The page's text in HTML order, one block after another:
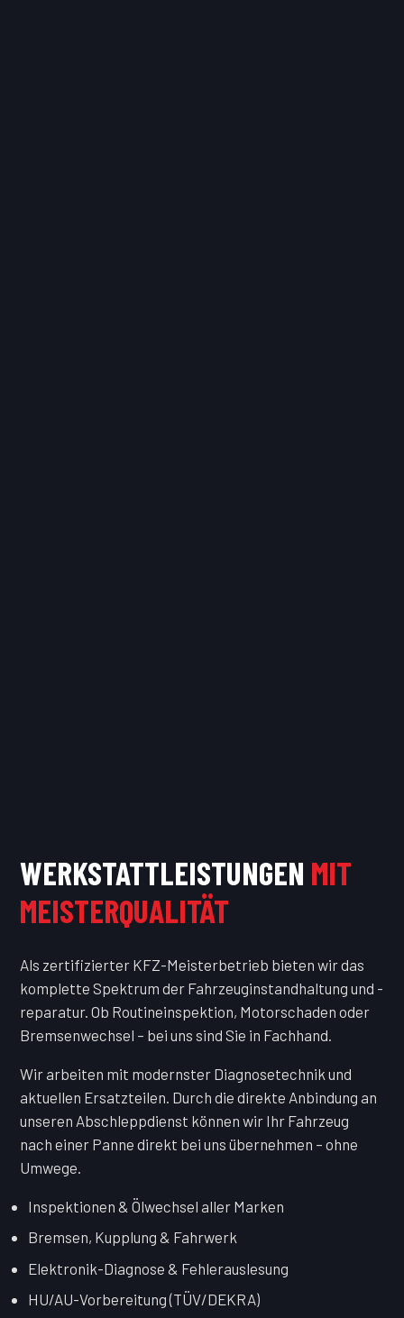
WERKSTATTLEISTUNGEN MIT
MEISTERQUALITÄT
Als zertifizierter KFZ-Meisterbetrieb bieten wir das
komplette Spektrum der Fahrzeuginstandhaltung und -
reparatur. Ob Routineinspektion, Motorschaden oder
Bremsenwechsel – bei uns sind Sie in Fachhand.
Wir arbeiten mit modernster Diagnosetechnik und
aktuellen Ersatzteilen. Durch die direkte Anbindung an
unseren Abschleppdienst können wir Ihr Fahrzeug
nach einer Panne direkt bei uns übernehmen – ohne
Umwege.
Inspektionen & Ölwechsel aller Marken
Bremsen, Kupplung & Fahrwerk
Elektronik-Diagnose & Fehlerauslesung
HU/AU-Vorbereitung (TÜV/DEKRA)